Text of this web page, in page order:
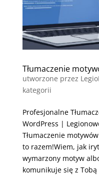
Tłumaczenie
utworzone przez
kategorii
Profesjonalne
WordPress |
Tłumaczenie
to razem!Wiem, jak
wymarzony motyw
komunikuje się z